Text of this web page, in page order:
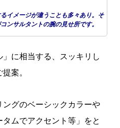
イメージが違うことも多々あり。そ
ンサルタントの腕の見せ所です。
に相当する、スッキリし
案。
グのベーシックカラーや
ムでアクセント等」をと